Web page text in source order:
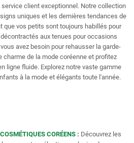
client exceptionnel. Notre collection
uniques et les dernières tendances de
que vos petits sont toujours habillés pour
aux tenues pour occasions
avez besoin pour rehausser la garde-
charme de la mode coréenne et profitez
ligne fluide. Explorez notre vaste gamme
à la mode et élégants toute l'année.
CORÉENS : Découvrez les